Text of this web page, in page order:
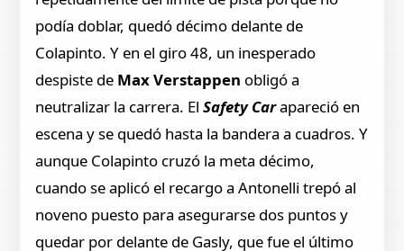
podía doblar, quedó décimo delante de
Colapinto. Y en el giro 48, un inesperado
despiste de Max Verstappen obligó a
neutralizar la carrera. ElSafety Carapareció en
escena y se quedó hasta la bandera a cuadros. Y
aunque Colapinto cruzó la meta décimo,
cuando se aplicó el recargo a Antonelli trepó al
noveno puesto para asegurarse dos puntos y
quedar por delante de Gasly, que fue el último